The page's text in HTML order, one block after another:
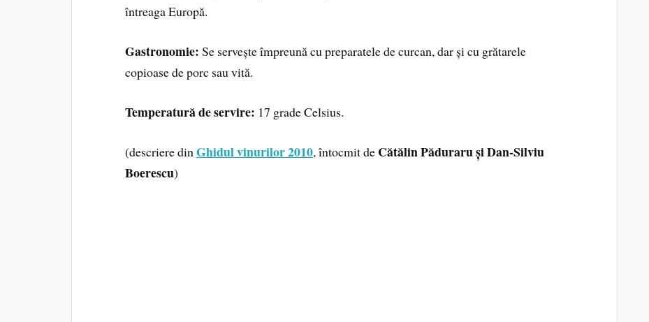
întreaga Europă.
Gastronomie: Se servește împreună cu preparatele de curcan, dar și cu grătarele
copioase de porc sau vită.
Temperatură de servire: 17 grade Celsius.
(descriere dinGhidul vinurilor 2010, întocmit de Cătălin Păduraru și Dan-Silviu
Boerescu)